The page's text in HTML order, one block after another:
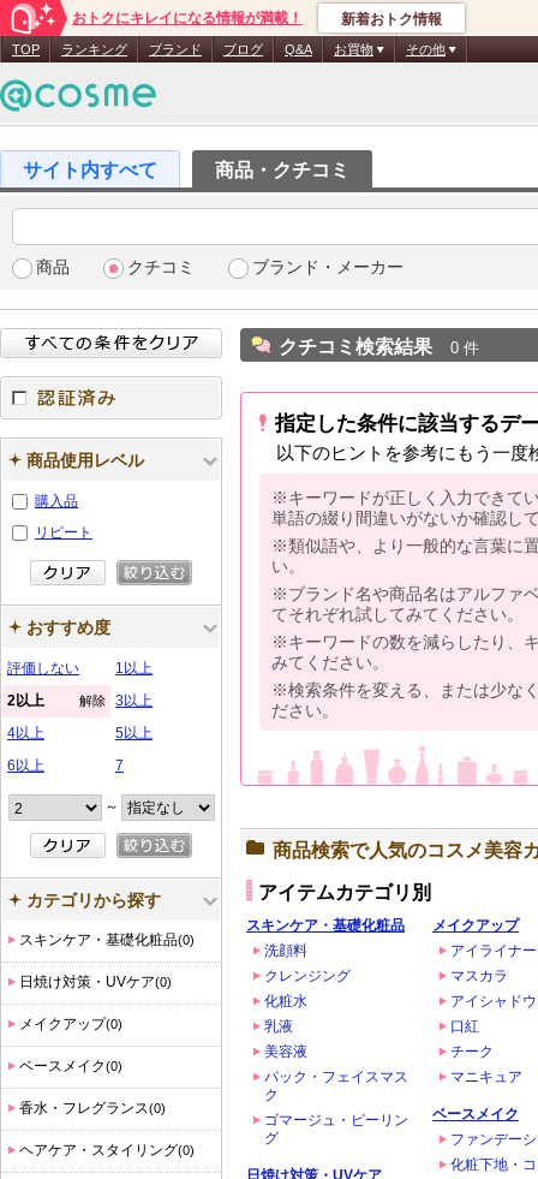
おトクにキレイになる情報が満載！ 新着おトク情報
TOP ランキング ブランド ブログ Q&A お買物 その他
商品・クチコミ
商品 クチコミ ブランド・メーカー
クチコミ検索結果 0 件
指定した条件に該当するデ
以下のヒントを参考にもう一度
※キーワードが正しく入力できて
単語の綴り間違いがないか確認し
※類似語や、より一般的な言葉に
い。
※ブランド名や商品名はアルファ
てそれぞれ試してみてください。
※キーワードの数を減らしたり、
みてください。
※検索条件を変える、または少な
ださい。
商品検索で人気のコスメ美容
アイテムカテゴリ別
スキンケア・基礎化粧品
洗顔料
クレンジング
化粧水
乳液
美容液
パック・フェイスマス
ク
ゴマージュ・ピーリン
グ
日焼け対策・UVケア
メイクアップ
アイライナー
マスカラ
アイシャドウ
口紅
チーク
マニキュア
ベースメイク
ファンデー
化粧下地・
認証済み
商品使用レベル
購入品
リピート
おすすめ度
評価しない
1以上
2以上
解除
3以上
4以上
5以上
6以上
7
～
カテゴリから探す
スキンケア・基礎化粧品(0)
日焼け対策・UVケア(0)
メイクアップ(0)
ベースメイク(0)
香水・フレグランス(0)
ヘアケア・スタイリング(0)